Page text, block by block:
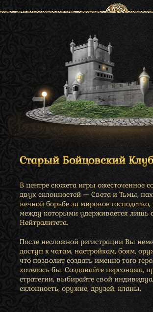
Старый Бойцовский Клуб
В центре сюжета игры ожесточенное
двух склонностей — Света и Тьмы,
вечной борьбе за мировое
между которыми удерживается лишь
Нейтралитета.
После несложной регистрации Вы
доступ к чатам, настройкам, боям,
что позволит создать именно того
хотелось бы. Создавайте персонажа,
стратегии, выбирайте свой
склонность, оружие, друзей, кланы.